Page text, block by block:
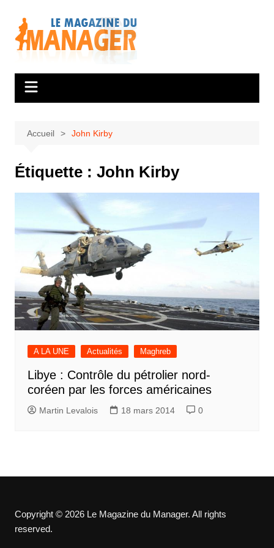
contenu
Accueil John Kirby
Étiquette : John Kirby
A LA UNE Actualités Maghreb
Libye : Contrôle du pétrolier nord-
coréen par les forces américaines
Martin Levalois 18 mars 2014 0
Copyright © 2026 Le Magazine du Manager. All rights
reserved.